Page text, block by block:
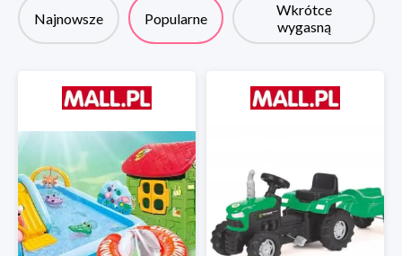
Najnowsze Popularne
Wkrótce
wygasną